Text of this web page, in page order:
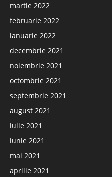
martie 2022
februarie 2022
ianuarie 2022
decembrie 2021
noiembrie 2021
octombrie 2021
septembrie 2021
august 2021
iulie 2021
iunie 2021
mai 2021
aprilie 2021